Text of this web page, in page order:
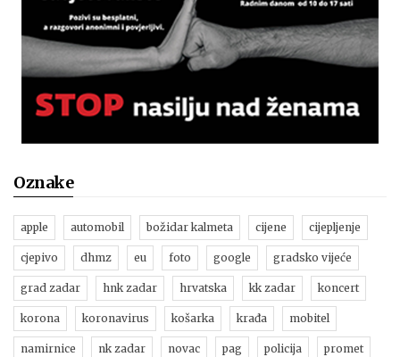
Oznake
apple automobil božidar kalmeta cijene cijepljenje
cjepivo dhmz eu foto google gradsko vijeće
grad zadar hnk zadar hrvatska kk zadar koncert
korona koronavirus košarka krađa mobitel
namirnice nk zadar novac pag policija promet